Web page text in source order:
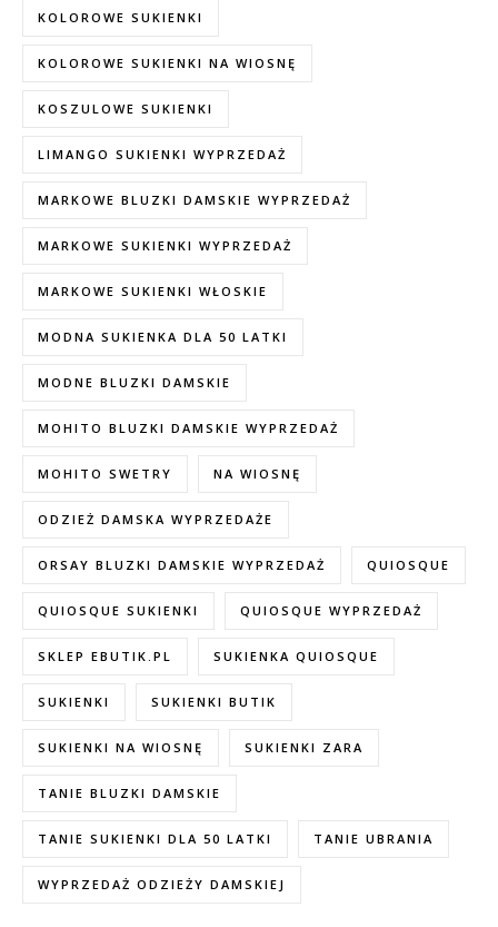
KOLOROWE SUKIENKI
KOLOROWE SUKIENKI NA WIOSNĘ
KOSZULOWE SUKIENKI
LIMANGO SUKIENKI WYPRZEDAŻ
MARKOWE BLUZKI DAMSKIE WYPRZEDAŻ
MARKOWE SUKIENKI WYPRZEDAŻ
MARKOWE SUKIENKI WŁOSKIE
MODNA SUKIENKA DLA 50 LATKI
MODNE BLUZKI DAMSKIE
MOHITO BLUZKI DAMSKIE WYPRZEDAŻ
MOHITO SWETRY NA WIOSNĘ
ODZIEŻ DAMSKA WYPRZEDAŻE
ORSAY BLUZKI DAMSKIE WYPRZEDAŻ QUIOSQUE
QUIOSQUE SUKIENKI QUIOSQUE WYPRZEDAŻ
SKLEP EBUTIK.PL SUKIENKA QUIOSQUE
SUKIENKI SUKIENKI BUTIK
SUKIENKI NA WIOSNĘ SUKIENKI ZARA
TANIE BLUZKI DAMSKIE
TANIE SUKIENKI DLA 50 LATKI TANIE UBRANIA
WYPRZEDAŻ ODZIEŻY DAMSKIEJ